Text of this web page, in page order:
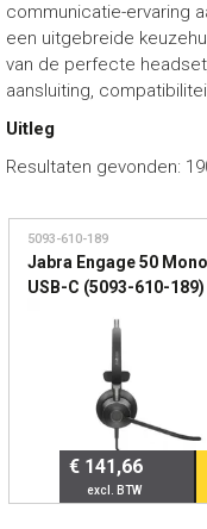
communicatie-ervaring
een uitgebreide
van de perfecte
aansluiting,
Uitleg
Resultaten gevonden:
5093-610-189
Jabra Engage 50 Mono
USB-C (5093-610-189)
headset voor
contactcenters
€ 141,66